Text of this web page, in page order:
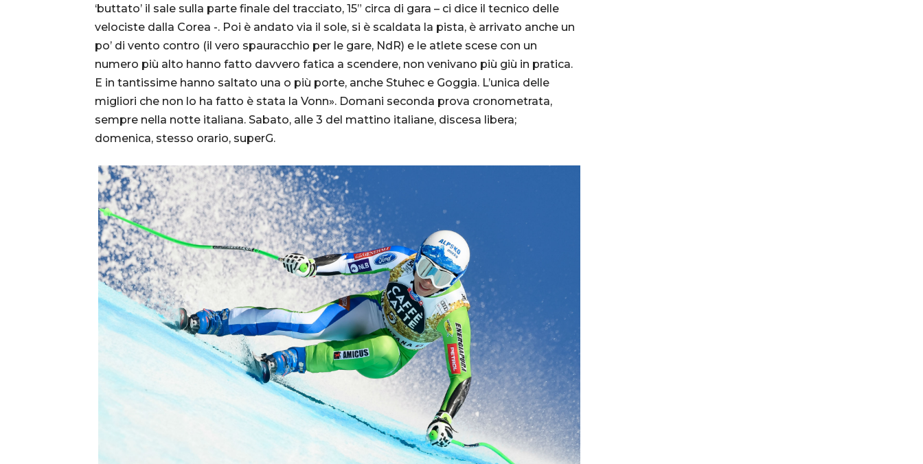
‘buttato’ il sale sulla parte finale del tracciato, 15” circa di gara – ci dice il tecnico delle
velociste dalla Corea -. Poi è andato via il sole, si è scaldata la pista, è arrivato anche un
po’ di vento contro (il vero spauracchio per le gare, NdR) e le atlete scese con un
numero più alto hanno fatto davvero fatica a scendere, non venivano più giù in pratica.
E in tantissime hanno saltato una o più porte, anche Stuhec e Goggia. L’unica delle
migliori che non lo ha fatto è stata la Vonn». Domani seconda prova cronometrata,
sempre nella notte italiana. Sabato, alle 3 del mattino italiane, discesa libera;
domenica, stesso orario, superG.